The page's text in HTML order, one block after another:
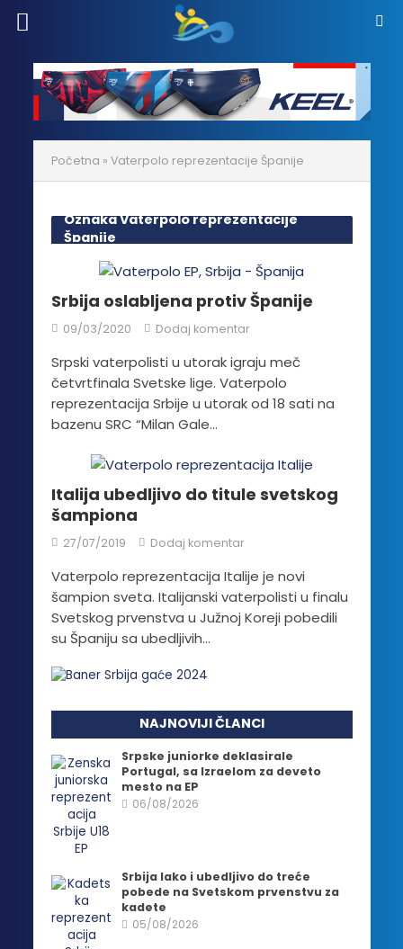
Početna » Vaterpolo reprezentacije Španije
Oznaka Vaterpolo reprezentacije
Španije
Srbija oslabljena protiv Španije
09/03/2020 Dodaj komentar
Srpski vaterpolisti u utorak igraju meč
četvrtfinala Svetske lige. Vaterpolo
reprezentacija Srbije u utorak od 18 sati na
bazenu SRC “Milan Gale...
Italija ubedljivo do titule svetskog
šampiona
27/07/2019 Dodaj komentar
Vaterpolo reprezentacija Italije je novi
šampion sveta. Italijanski vaterpolisti u finalu
Svetskog prvenstva u Južnoj Koreji pobedili
su Španiju sa ubedljivih...
NAJNOVIJI ČLANCI
Srpske juniorke deklasirale
Portugal, sa Izraelom za deveto
mesto na EP
06/08/2026
Srbija lako i ubedljivo do treće
pobede na Svetskom prvenstvu za
kadete
05/08/2026